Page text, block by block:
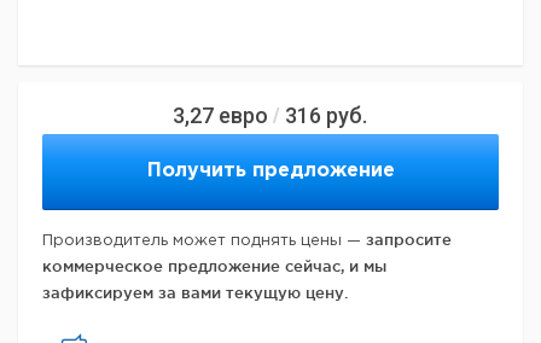
3,27 евро / 316 руб.
Получить предложение
Производитель может поднять цены — запросите
коммерческое предложение сейчас, и мы
зафиксируем за вами текущую цену.